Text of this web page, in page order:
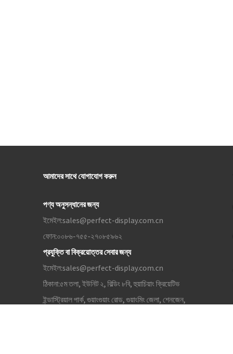
আমাদের সাথে যোগাযোগ করুন
পণ্য অনুসন্ধানের জন্য
ইমেইল:sales@perfect-display.com.cn
ফোন:০০৮৬-৭৫৫-২৭০৮৫৯৬২
প্রযুক্তি বা বিক্রয়োত্তর সেবার জন্য
ইমেইল:sales@perfect-display.com.cn
ঠিকানা:৫ম তলা, ইউনিট ২, বিল্ডিং ৮বি, হুয়াচিয়াং ক্রিয়েটিভ
ইন্ডাস্ট্রিয়াল পার্ক, গুয়াংগুয়াং রোড, গুয়াংমিং জেলা, শেনজেন,